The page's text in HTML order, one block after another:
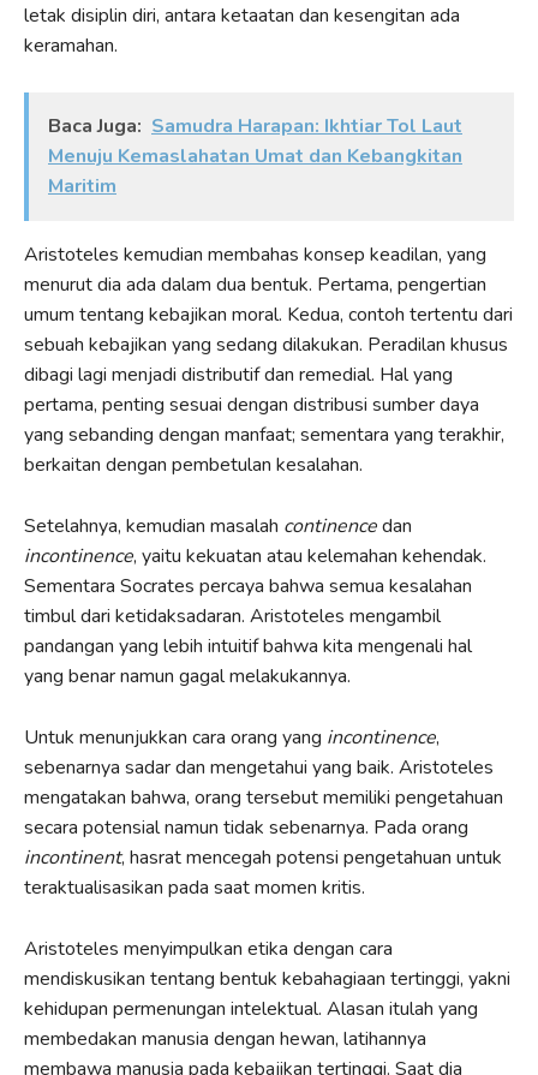
letak disiplin diri, antara ketaatan dan kesengitan ada
keramahan.
Baca Juga: Samudra Harapan: Ikhtiar Tol Laut
Menuju Kemaslahatan Umat dan Kebangkitan
Maritim
Aristoteles kemudian membahas konsep keadilan, yang
menurut dia ada dalam dua bentuk. Pertama, pengertian
umum tentang kebajikan moral. Kedua, contoh tertentu dari
sebuah kebajikan yang sedang dilakukan. Peradilan khusus
dibagi lagi menjadi distributif dan remedial. Hal yang
pertama, penting sesuai dengan distribusi sumber daya
yang sebanding dengan manfaat; sementara yang terakhir,
berkaitan dengan pembetulan kesalahan.
Setelahnya, kemudian masalah continencedan
incontinence, yaitu kekuatan atau kelemahan kehendak.
Sementara Socrates percaya bahwa semua kesalahan
timbul dari ketidaksadaran. Aristoteles mengambil
pandangan yang lebih intuitif bahwa kita mengenali hal
yang benar namun gagal melakukannya.
Untuk menunjukkan cara orang yang incontinence,
sebenarnya sadar dan mengetahui yang baik. Aristoteles
mengatakan bahwa, orang tersebut memiliki pengetahuan
secara potensial namun tidak sebenarnya. Pada orang
incontinent, hasrat mencegah potensi pengetahuan untuk
teraktualisasikan pada saat momen kritis.
Aristoteles menyimpulkan etika dengan cara
mendiskusikan tentang bentuk kebahagiaan tertinggi, yakni
kehidupan permenungan intelektual. Alasan itulah yang
membedakan manusia dengan hewan, latihannya
membawa manusia pada kebajikan tertinggi. Saat dia